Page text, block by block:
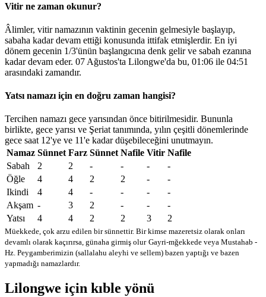
Vitir ne zaman okunur?
Âlimler, vitir namazının vaktinin gecenin gelmesiyle başlayıp,
sabaha kadar devam ettiği konusunda ittifak etmişlerdir. En iyi
dönem gecenin 1/3'ünün başlangıcına denk gelir ve sabah ezanına
kadar devam eder. 07 Ağustos'ta Lilongwe'da bu, 01:06 ile 04:51
arasındaki zamandır.
Yatsı namazı için en doğru zaman hangisi?
Tercihen namazı gece yarısından önce bitirilmesidir. Bununla
birlikte, gece yarısı ve Şeriat tanımında, yılın çeşitli dönemlerinde
gece saat 12'ye ve 11'e kadar düşebileceğini unutmayın.
Namaz Sünnet Farz Sünnet Nafile Vitir Nafile
Sabah
2 2 - - -
-
Öğle
4 4 2 2 -
-
Ikindi
4 4 - - -
-
Akşam - 3 2 - -
-
Yatsı
4 4 2 2 3 2
Müekkede, çok arzu edilen bir sünnettir. Bir kimse mazeretsiz olarak onları
devamlı olarak kaçırırsa, günaha girmiş olur Gayri-mğekkede veya Mustahab -
Hz. Peygamberimizin (sallalahu aleyhi ve sellem) bazen yaptığı ve bazen
yapmadığı namazlardır.
Lilongwe için kıble yönü